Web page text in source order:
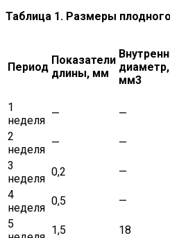
Таблица 1. Размеры
Период
Показатели
длины, мм
диаметр,
мм3
1
неделя
— —
2
неделя
— —
3
неделя
0,2 —
4
неделя
0,5 —
5
1,5 18